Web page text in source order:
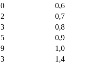
0,6
0,7
0,8
0,9
1,0
1,4